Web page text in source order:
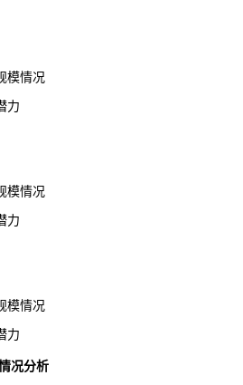
情况
力
情况
力
模情况
力
况分析